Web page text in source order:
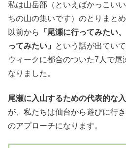
私は山岳部（といえばかっこい
ちの山の集いです）のとりまと
以前から
「尾瀬に行ってみたい
ってみたい」
という話が出てい
ウィークに都合のついた7人で尾
なりました。
尾瀬に入山するための代表的な
が、私たちは仙台から遊びに行
のアプローチになります。